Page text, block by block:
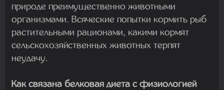
природе преимущественно животными
организмами. Всяческие попытки кормить рыб
растительными рационами, какими кормят
сельскохозяйственных животных терпят
неудачу.
Как связана белковая диета с физиологией